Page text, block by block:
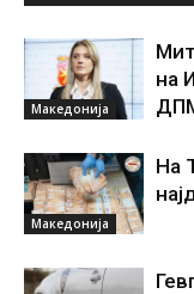
Македонија
на
Македонија
На